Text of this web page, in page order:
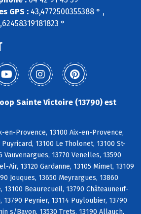
GPS : 43,4772500355388 ° ,
°
Sainte Victoire (13790) est
en-Provence, 13100 Aix-en-Provence,
13100 Le Tholonet, 13100 St-
Vauvenargues, 13770 Venelles, 13590
Air, 13120 Gardanne, 13105 Mimet, 13109
Jouques, 13650 Meyrargues, 13860
Beaurecueil, 13790 Châteauneuf-
13790 Peynier, 13114 Puyloubier, 13790
s/Bayon, 13530 Trets, 13190 Allauch,